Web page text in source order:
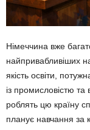
Німеччина вже
найпривабливіших
якість освіти,
із промисловістю та
роблять цю країну
планує навчання за